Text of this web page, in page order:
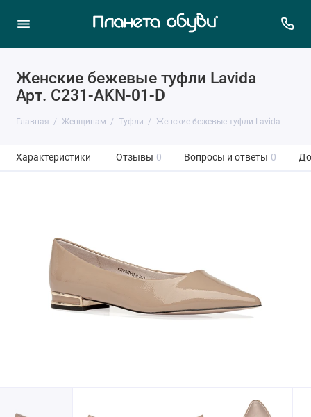
Женские бежевые туфли Lavida
Арт. C231-AKN-01-D
Главная Женщинам Туфли Женские бежевые туфли Lavida
Характеристики Отзывы 0 Вопросы и ответы 0